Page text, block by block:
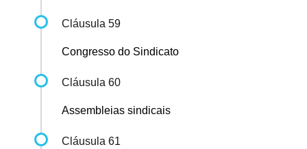
Cláusula 59
Congresso do Sindicato
Cláusula 60
Assembleias sindicais
Cláusula 61